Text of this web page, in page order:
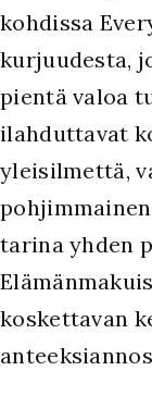
kohdissa
kurjuudesta,
pientä valoa
ilahduttavat
yleisilmettä,
tarina yhden
koskettavan